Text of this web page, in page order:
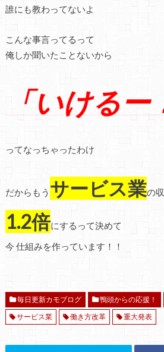
誰にも教わってないよ
こんな事言ってるって
俺しか聞いたことないから
「いけるー
ってなっちゃったわけ
だからもう サービス業の
1.2倍にするって決めて
今 仕組みを作っています！！
毎日更新カモブログ 鴨頭からの応援！
サービス業
働き方改革 重大発表